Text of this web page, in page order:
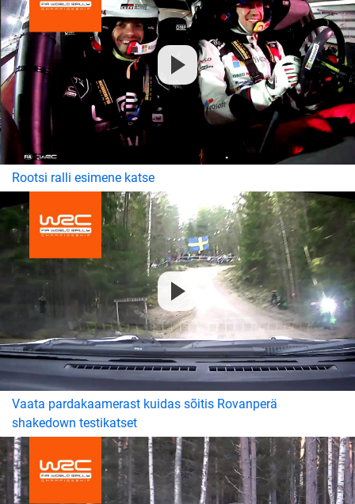
Rootsi ralli esimene katse
Vaata pardakaamerast kuidas sõitis Rovanperä
shakedown testikatset